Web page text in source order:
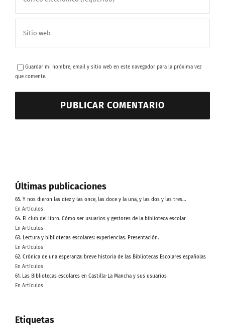
Guardar mi nombre, email y sitio web en este navegador para la próxima vez
que comente.
Últimas publicaciones
65. Y nos dieron las diez y las once, las doce y la una, y las dos y las tres…
En Artículos
64. El club del libro. Cómo ser usuarios y gestores de la biblioteca escolar
En Artículos
63. Lectura y bibliotecas escolares: experiencias. Presentación.
En Artículos
62. Crónica de una esperanza: breve historia de las Bibliotecas Escolares españolas
En Artículos
61. Las Bibliotecas escolares en Castilla-La Mancha y sus usuarios
En Artículos
Etiquetas